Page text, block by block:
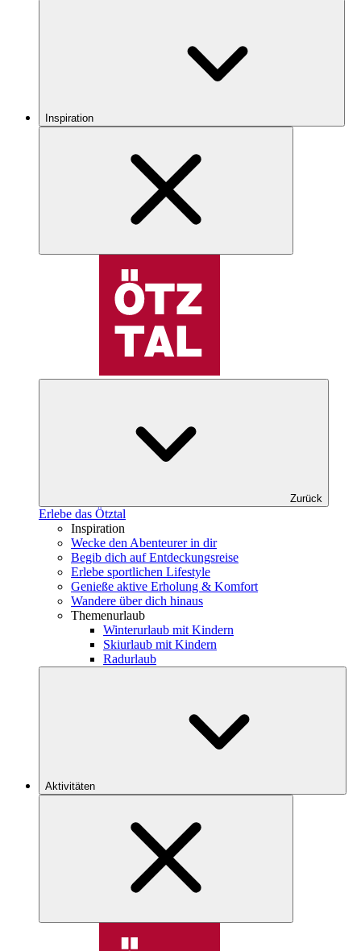
Inspiration
Zurück
Erlebe das Ötztal
Inspiration
Wecke den Abenteurer in dir
Begib dich auf Entdeckungsreise
Erlebe sportlichen Lifestyle
Genieße aktive Erholung & Komfort
Wandere über dich hinaus
Themenurlaub
Winterurlaub mit Kindern
Skiurlaub mit Kindern
Radurlaub
Aktivitäten